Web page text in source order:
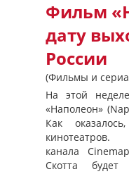
Фильм
дату
России
(Фильмы и
На этой
«Наполеон»
Как
канала
Скотта будет